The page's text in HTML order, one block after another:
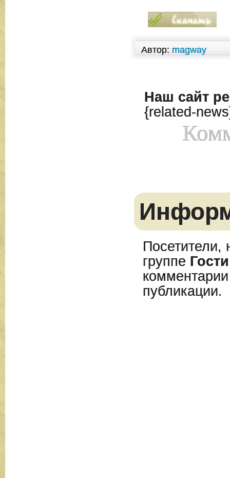
Автор: magway
Наш сайт
{related-
Посетители,
группе Гости
публикации.